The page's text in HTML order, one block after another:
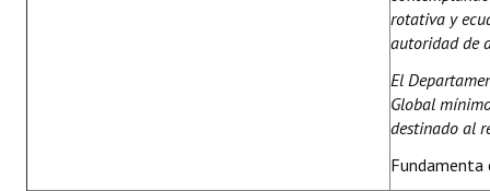
rotativa y
autoridad de
El
Global
destinado al